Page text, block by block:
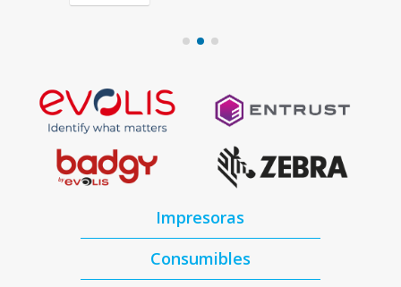
Impresoras
Consumibles